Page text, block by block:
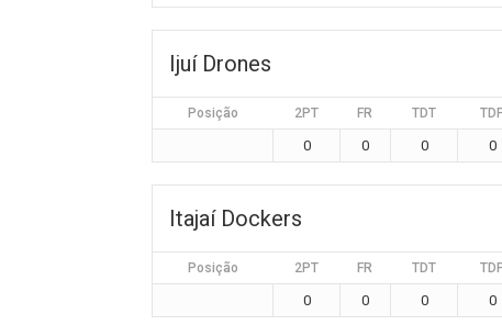
Ijuí Drones
Posição 2PT FR TDT
0 0 0 0
Itajaí Dockers
Posição 2PT FR TDT
0 0 0 0